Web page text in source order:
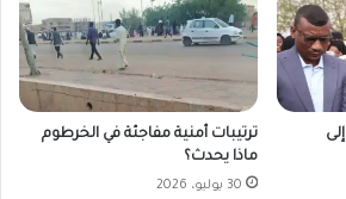
ترتيبات أمنية مفاجئة في الخرطوم
ماذا يحدث؟
30 يوليو، 2026